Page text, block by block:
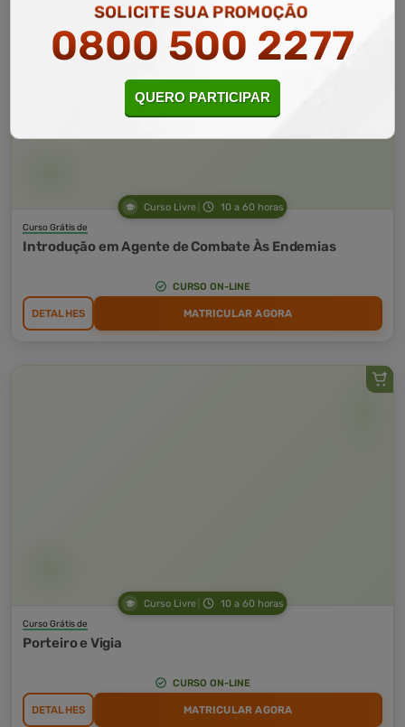
Curso Livre 10 a 60 horas
Curso Grátis de
Introdução em Agente de Combate Às Endemias
CURSO ON-LINE
DETALHES MATRICULAR AGORA
Curso Livre 10 a 60 horas
Curso Grátis de
Porteiro e Vigia
CURSO ON-LINE
DETALHES MATRICULAR AGORA
SOLICITE SUA PROMOÇÃO
0800 500 2277
QUERO PARTICIPAR